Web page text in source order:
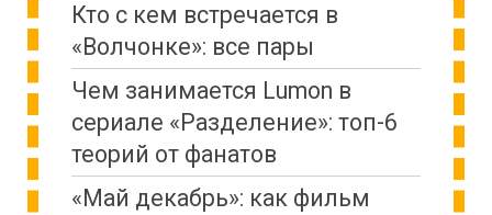
Кто с кем встречается в
«Волчонке»: все пары
Чем занимается Lumon в
сериале «Разделение»: топ-6
теорий от фанатов
«Май декабрь»: как фильм